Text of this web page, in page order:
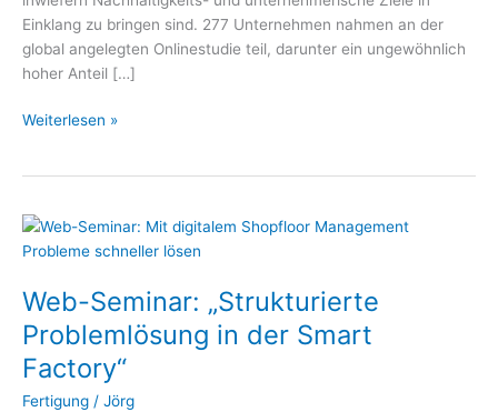
Einklang zu bringen sind. 277 Unternehmen nahmen an der
global angelegten Onlinestudie teil, darunter ein ungewöhnlich
hoher Anteil […]
Weiterlesen »
Web-Seminar: „Strukturierte
Problemlösung in der Smart
Factory“
Fertigung / Jörg
Web-
Seminar:
Problemlösung
in
der
Smart
Factory“